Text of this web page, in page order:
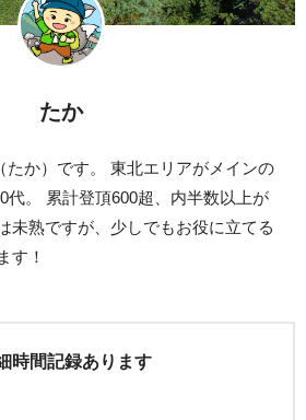
たか
たか）です。 東北エリアがメインの
代。 累計登頂600超、内半数以上が
未熟ですが、少しでもお役に立てる
す！
時間記録あります